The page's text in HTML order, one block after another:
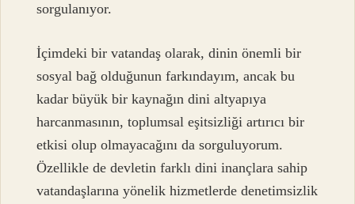
sorgulanıyor.
İçimdeki bir vatandaş olarak, dinin önemli bir
sosyal bağ olduğunun farkındayım, ancak bu
kadar büyük bir kaynağın dini altyapıya
harcanmasının, toplumsal eşitsizliği artırıcı bir
etkisi olup olmayacağını da sorguluyorum.
Özellikle de devletin farklı dini inançlara sahip
vatandaşlarına yönelik hizmetlerde denetimsizlik